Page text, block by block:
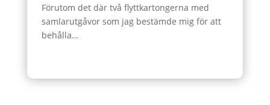
Förutom det där två flyttkartongerna med
samlarutgåvor som jag bestämde mig för att
behålla…